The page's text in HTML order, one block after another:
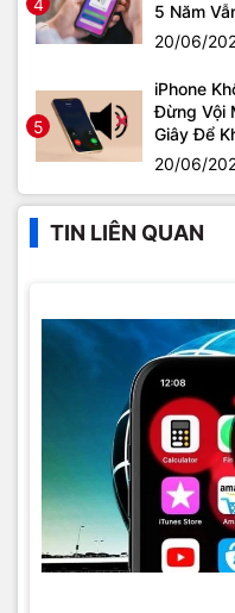
5 Năm
20/06/
5
iPhone
Đừng Vội
Giây Để
20/06/
TIN LIÊN QUAN